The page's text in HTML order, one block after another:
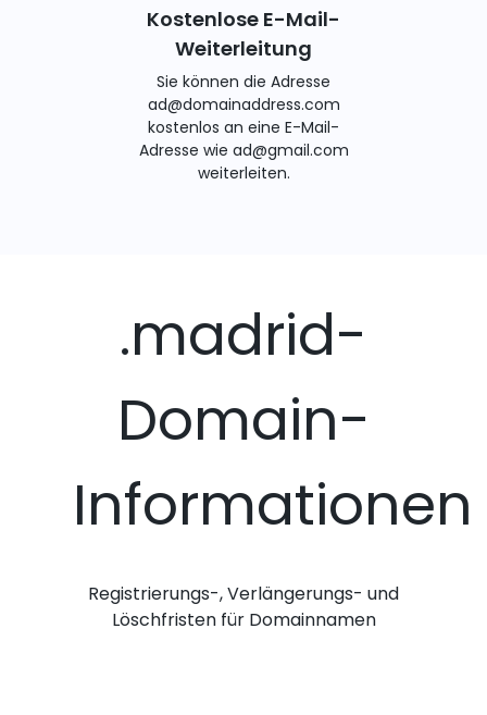
Kostenlose E-Mail-
Weiterleitung
Sie können die Adresse
ad@domainaddress.com
kostenlos an eine E-Mail-
Adresse wie ad@gmail.com
weiterleiten.
.madrid-
Domain-
Informationen
Registrierungs-, Verlängerungs- und
Löschfristen für Domainnamen